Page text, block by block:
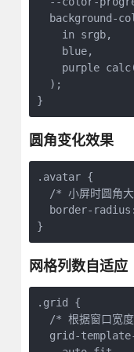
background-
    in srgb,
    blue,
purple
  );
}
圆角变化效果
.avatar {
/* 小屏时圆角
border-
}
网格列数自适应
.grid {
/* 根据窗口宽
grid-